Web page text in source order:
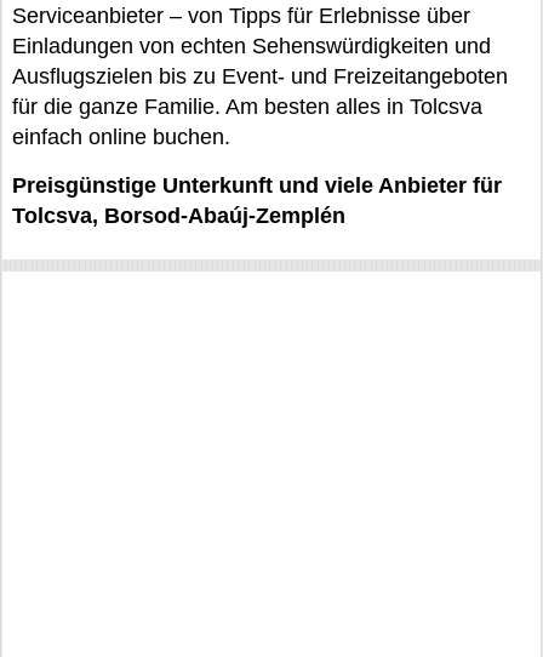
Serviceanbieter – von Tipps für Erlebnisse über
Einladungen von echten Sehenswürdigkeiten und
Ausflugszielen bis zu Event- und Freizeitangeboten
für die ganze Familie. Am besten alles in Tolcsva
einfach online buchen.
Preisgünstige Unterkunft und viele Anbieter für
Tolcsva, Borsod-Abaúj-Zemplén